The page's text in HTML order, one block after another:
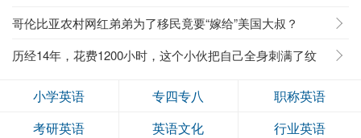
哥伦比亚农村网红弟弟为了移民竟要“嫁给”美国大叔？
历经14年，花费1200小时，这个小伙把自己全身刺满了纹
小学英语 专四专八
职称英语
考研英语
英语文化 行业英语